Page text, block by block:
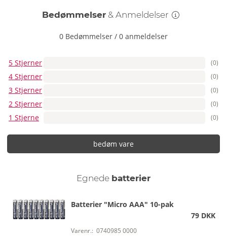
Silikone, ABS.Bedømmelser & Anmeldelser
0 Bedømmelser / 0 anmeldelser
5 Stjerner (0)
4 Stjerner (0)
3 Stjerner (0)
2 Stjerner (0)
1 Stjerne (0)
bedøm vare
Egnede batterier
Batterier "Micro AAA" 10-pak
79 DKK
Varenr.: 0740985 0000